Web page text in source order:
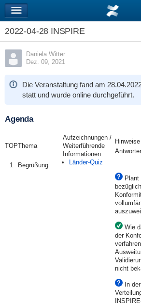
2022-04-28 INSPIRE
Daniela Witter
Dez. 09, 2021
Die Veranstaltung fand am
statt und wurde online durchgeführt.
Agenda
TOPThema
Aufzeichnungen /
Weiterführende
Informationen
Hinweise
1
Begrüßung Länder-Quiz
Plant
Wie
der
nicht
In